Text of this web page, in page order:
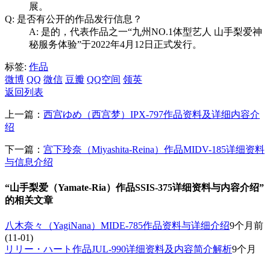
展。
Q: 是否有公开的作品发行信息？
A: 是的，代表作品之一“九州NO.1体型艺人 山手梨爱神
秘服务体验”于2022年4月12日正式发行。
标签: 作品
微博 QQ 微信 豆瓣 QQ空间 领英
返回列表
上一篇： 西宫ゆめ（西宫梦）IPX-797作品资料及详细内容介
绍
下一篇： 宫下玲奈（Miyashita-Reina）作品MIDV-185详细资料
与信息介绍
“山手梨爱（Yamate-Ria）作品SSIS-375详细资料与内容介绍”
的相关文章
八木奈々（YagiNana）MIDE-785作品资料与详细介绍9个月前
(11-01)
リリー・ハート作品JUL-990详细资料及内容简介解析9个月